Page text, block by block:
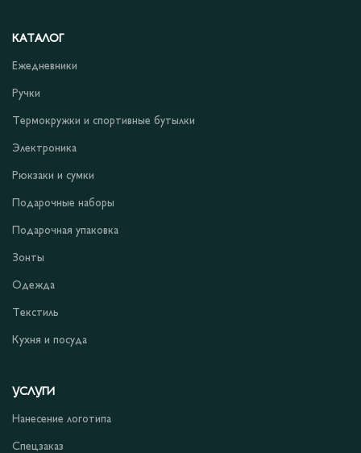
КАТАЛОГ
Ежедневники
Ручки
Термокружки и спортивные бутылки
Электроника
Рюкзаки и сумки
Подарочные наборы
Подарочная упаковка
Зонты
Одежда
Текстиль
Кухня и посуда
УСЛУГИ
Нанесение логотипа
Спецзаказ